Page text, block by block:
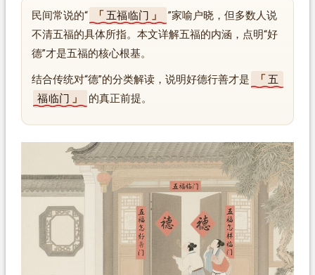
民间常说的“ 五福临门
”家喻户晓，但多数人说
不清五福的具体所指。本文详解五福的内涵，点明“好
德”才是五福的核心根基。
结合传统对“德”的分类解读，说明好德行善才是
五
福临门
的真正前提。